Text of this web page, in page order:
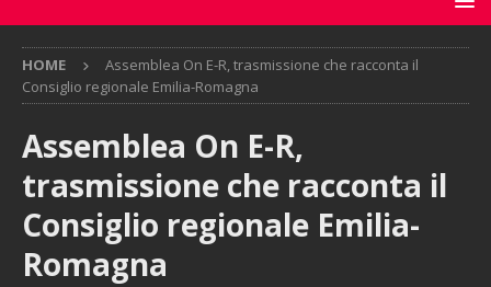
HOME
Assemblea On E-R, trasmissione che racconta il
Consiglio regionale Emilia-Romagna
Assemblea On E-R,
trasmissione che racconta il
Consiglio regionale Emilia-
Romagna